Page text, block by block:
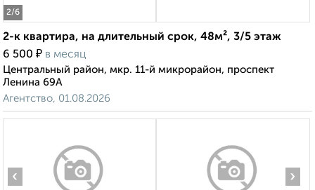
2/6
2-к квартира, на длительный срок, 48м², 3/5 этаж
6 500 ₽ в месяц
Центральный район, мкр. 11-й микрорайон, проспект
Ленина 69А
Агентство, 01.08.2026
‹ ›